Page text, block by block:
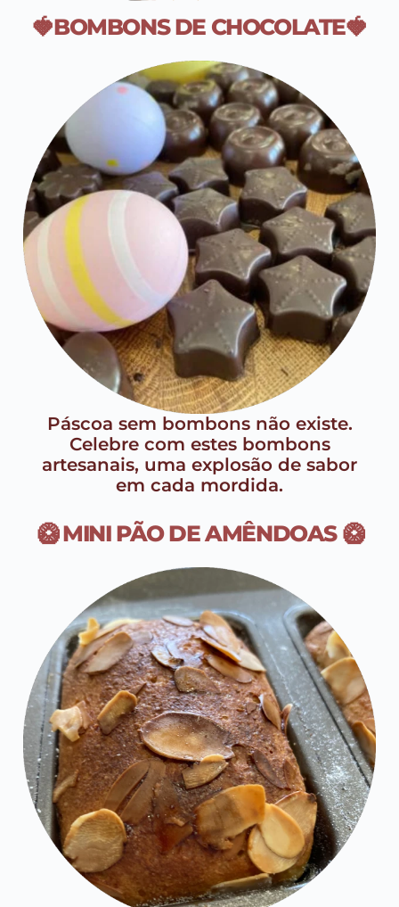
🍓BOMBONS DE CHOCOLATE🍓
Páscoa sem bombons não existe.
Celebre com estes bombons
artesanais, uma explosão de sabor
em cada mordida.
🥝 MINI PÃO DE AMÊNDOAS 🥝